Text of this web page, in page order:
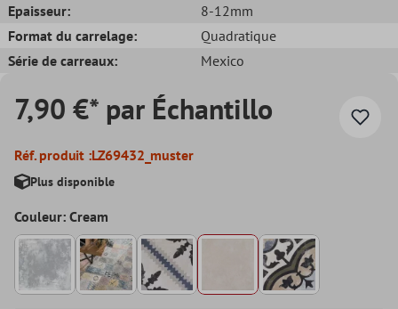
Epaisseur:
8-12mm
Format du carrelage:
Quadratique
Série de carreaux:
Mexico
7,90 €* par Échantillo
Réf. produit :LZ69432_muster
Plus disponible
Couleur: Cream